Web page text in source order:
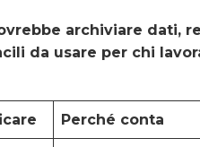
archiviare dati,
da usare per chi
Perché conta